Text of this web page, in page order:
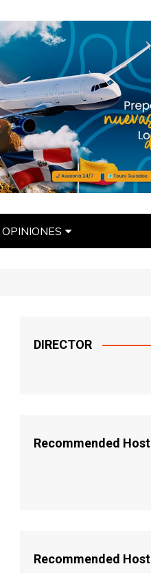
OPINIONES
DIRECTOR
Recommended Host
Recommended Host